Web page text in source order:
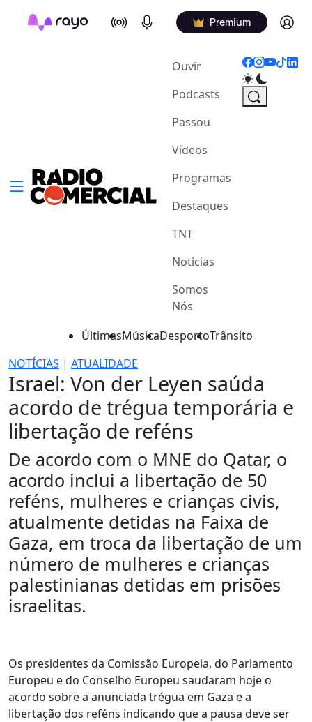
On Air Podcasts Premium Log in
Ouvir(current)
Podcasts
Passou
Vídeos
Programas
Destaques
TNT
Notícias
Somos
Nós
ÚltimasMúsicaDesportoTrânsito
NOTÍCIAS | ATUALIDADE
Israel: Von der Leyen saúda
acordo de trégua temporária e
libertação de reféns
De acordo com o MNE do Qatar, o
acordo inclui a libertação de 50
reféns, mulheres e crianças civis,
atualmente detidas na Faixa de
Gaza, em troca da libertação de um
número de mulheres e crianças
palestinianas detidas em prisões
israelitas.
Os presidentes da Comissão Europeia, do Parlamento
Europeu e do Conselho Europeu saudaram hoje o
acordo sobre a anunciada trégua em Gaza e a
libertação dos reféns indicando que a pausa deve ser